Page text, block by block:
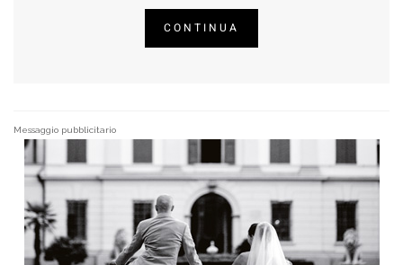
CONTINUA
Messaggio pubblicitario